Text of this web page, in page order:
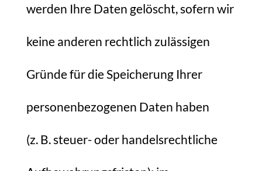
werden Ihre Daten gelöscht, sofern wir
keine anderen rechtlich zulässigen
Gründe für die Speicherung Ihrer
personenbezogenen Daten haben
(z. B. steuer- oder handelsrechtliche